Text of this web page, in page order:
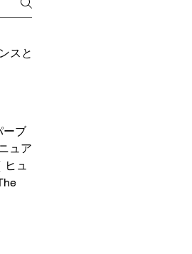
スとトラブルシューティング
ーブ
ュア
ュ